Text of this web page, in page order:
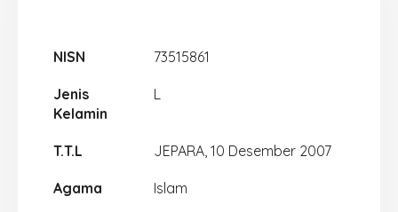
NISN 73515861
Jenis
Kelamin
L
T.T.L JEPARA, 10 Desember 2007
Agama Islam